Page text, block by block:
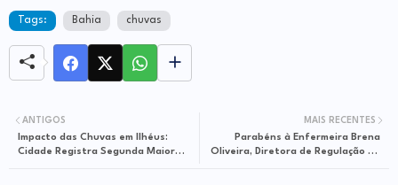
Tags: Bahia chuvas
MAIS RECENTES
Parabéns à Enfermeira Brena
Oliveira, Diretora de Regulação da
ANTIGOS
Impacto das Chuvas em Ilhéus:
Cidade Registra Segunda Maior